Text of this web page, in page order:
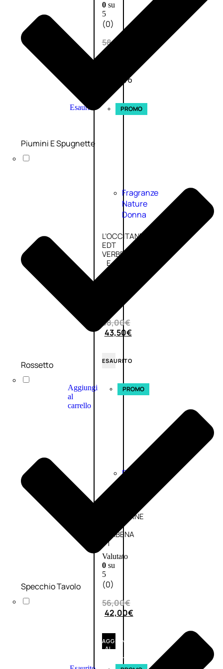
0su
5
(0)
58,00
43,50
ESAURITO
Esaurito PROMO
Fragranze
Nature
Donna
L’OCCITANE
EDT
VERBENA
E
58,00€
43,50€
ESAURITO
Aggiungi
al
carrello
PROMO
Fragranze
L’OCCITANE
VERBENA
1
Valutato
0su
5
(0)
56,00€
42,00€
AGGIUNGI
AL
CARRELLO
Piumini E Spugnette
Rossetto
Specchio Tavolo